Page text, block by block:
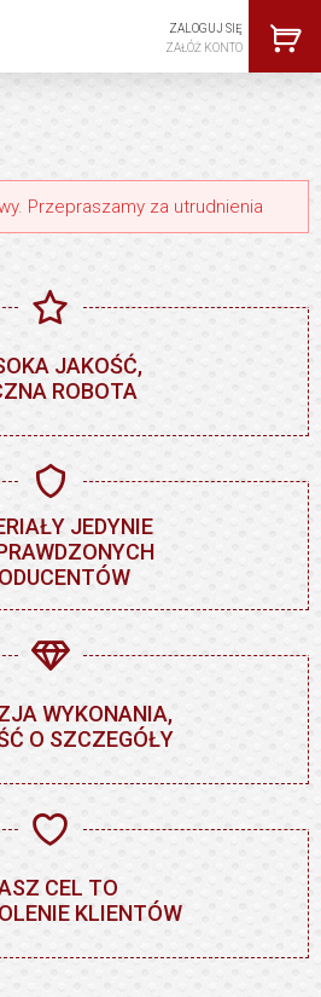
ZALOGUJ SIĘ
ZAŁÓŻ KONTO
Przepraszamy za utrudnienia
JAKOŚĆ,
ROBOTA
JEDYNIE
WYKONANIA,
O SZCZEGÓŁY
CEL TO
KLIENTÓW